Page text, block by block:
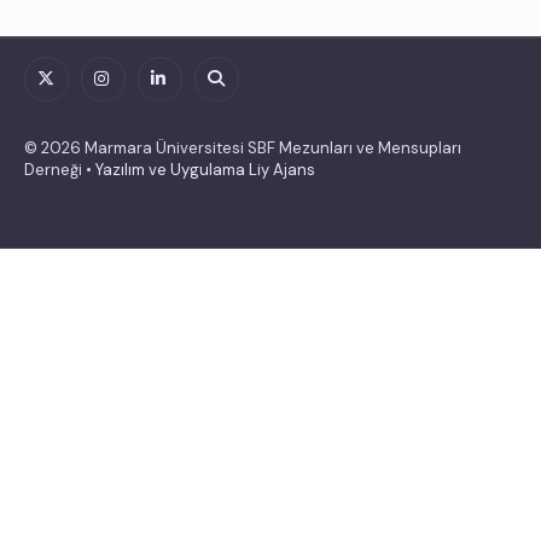
© 2026 Marmara Üniversitesi SBF Mezunları ve Mensupları
Derneği • Yazılım ve Uygulama Liy Ajans